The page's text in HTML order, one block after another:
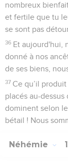
nombreux
et fertile que tu
se sont pas
36 Et aujourd'hui,
donné à nos
de ses biens,
37 Ce qu’il
placés au-
dominent selon
bétail ! Nous
Néhémie